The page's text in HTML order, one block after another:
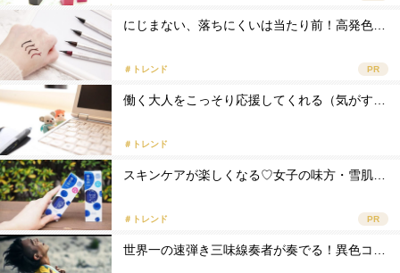
にじまない、落ちにくいは当たり前！高発色…
＃トレンド PR
働く大人をこっそり応援してくれる（気がす…
＃トレンド
スキンケアが楽しくなる♡女子の味方・雪肌…
＃トレンド PR
世界一の速弾き三味線奏者が奏でる！異色コ…